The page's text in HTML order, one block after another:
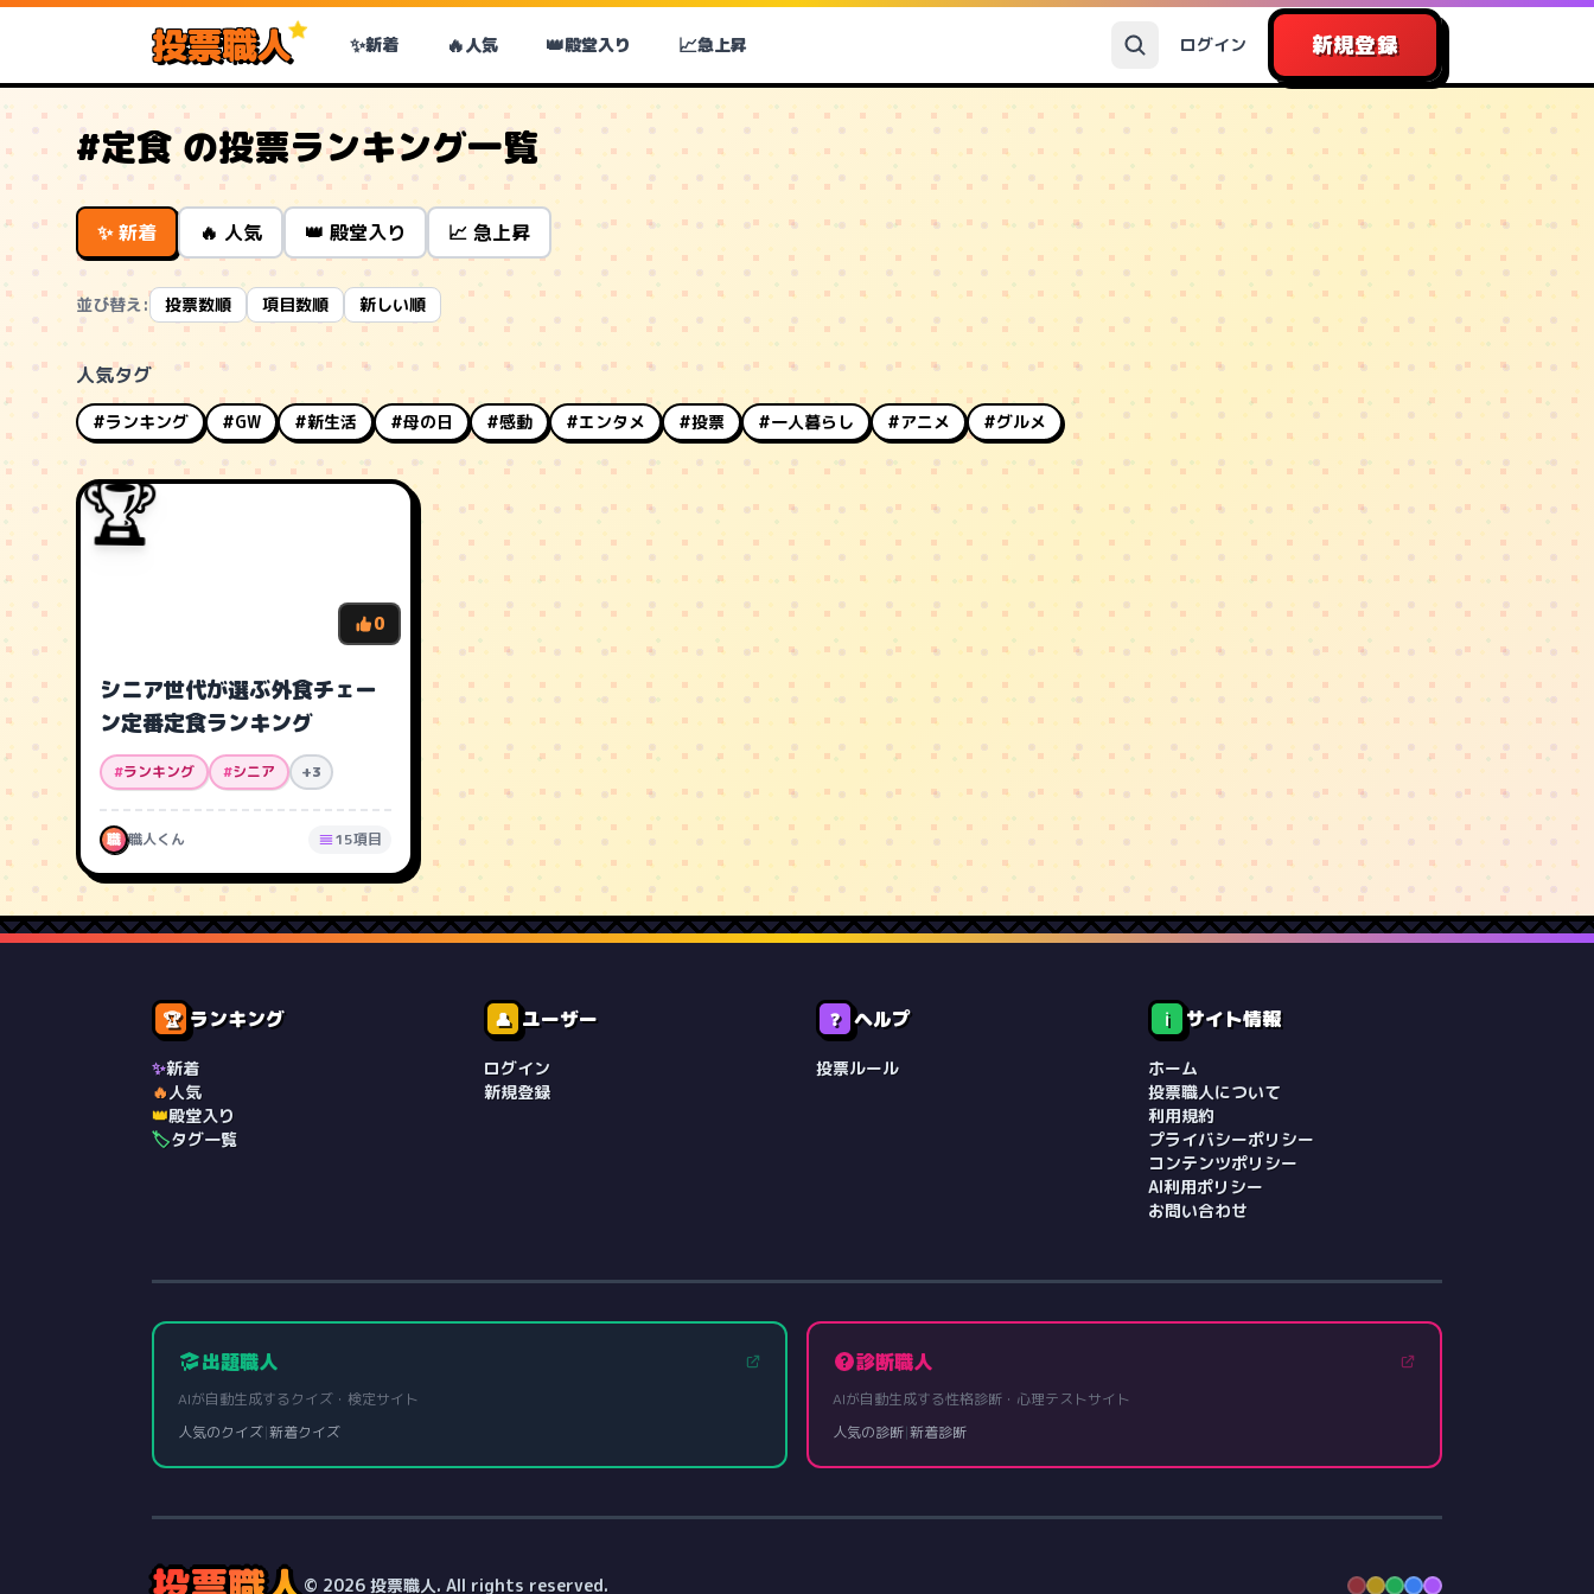
投票職人 ✨新着 🔥人気 👑殿堂入り 📈急上昇 ログイン 新規登録
#定食 の投票ランキング一覧
✨ 新着 🔥 人気 👑 殿堂入り 📈 急上昇
並び替え: 投票数順 項目数順 新しい順
人気タグ
#ランキング #GW #新生活 #母の日 #感動 #エンタメ #投票 #一人暮らし #アニメ #グルメ
🏆
0
シニア世代が選ぶ外食チェー
ン定番定食ランキング
#ランキング #シニア +3
職 職人くん 15項目
🏆 ランキング
✨新着
🔥人気
👑殿堂入り
🏷️タグ一覧
👤 ユーザー
ログイン
新規登録
❓ ヘルプ
投票ルール
ℹ️ サイト情報
ホーム
投票職人について
利用規約
プライバシーポリシー
コンテンツポリシー
AI利用ポリシー
お問い合わせ
出題職人
AIが自動生成するクイズ・検定サイト
人気のクイズ|新着クイズ
診断職人
AIが自動生成する性格診断・心理テストサイト
人気の診断|新着診断
© 2026 投票職人. All rights reserved.